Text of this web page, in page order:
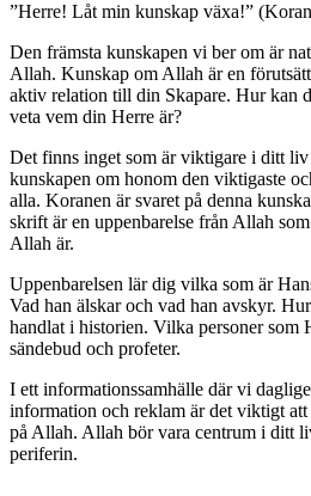
”Herre! Låt min kunskap växa!”
Den främsta kunskapen vi ber om är
Allah. Kunskap om Allah är en
aktiv relation till din Skapare. Hur kan
veta vem din Herre är?
Det finns inget som är viktigare i ditt
kunskapen om honom den viktigaste
alla. Koranen är svaret på denna
skrift är en uppenbarelse från Allah
Allah är.
Uppenbarelsen lär dig vilka som är
Vad han älskar och vad han avskyr.
handlat i historien. Vilka personer som
sändebud och profeter.
I ett informationssamhälle där vi
information och reklam är det viktigt
på Allah. Allah bör vara centrum i ditt
periferin.